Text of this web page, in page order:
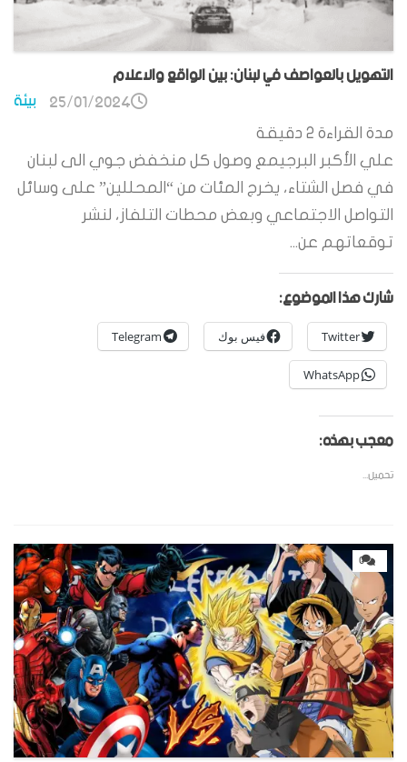
التهويل بالعواصف في لبنان: بين الواقع والاعلام
بيئة 25/01/2024
مدة القراءة 2 دقيقة
علي الأكبر البرجيمع وصول كل منخفض جوي الى لبنان
في فصل الشتاء، يخرج المئات من “المحللين” على وسائل
التواصل الاجتماعي وبعض محطات التلفاز، لنشر
توقعاتهم عن...
شارك هذا الموضوع:
Twitter فيس بوك Telegram
WhatsApp
معجب بهذه:
تحميل...
0